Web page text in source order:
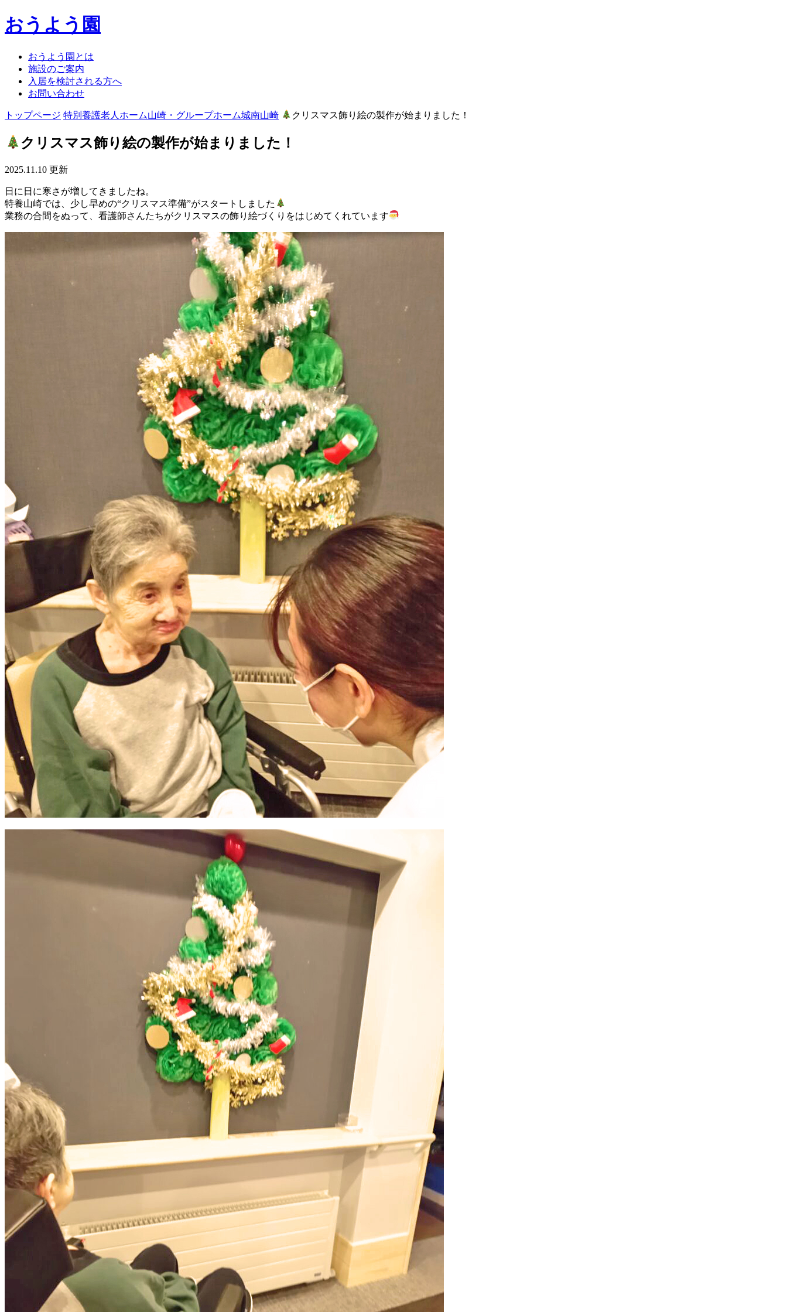
おうよう園
おうよう園とは
施設のご案内
入居を検討される方へ
お問い合わせ
トップページ 特別養護老人ホーム山崎・グループホーム城南山崎 クリスマス飾り絵の製作が始まりました！
クリスマス飾り絵の製作が始まりました！
2025.11.10 更新
日に日に寒さが増してきましたね。
特養山崎では、少し早めの“クリスマス準備”がスタートしました
業務の合間をぬって、看護師さんたちがクリスマスの飾り絵づくりをはじめてくれています